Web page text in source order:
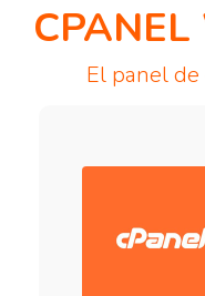
El panel